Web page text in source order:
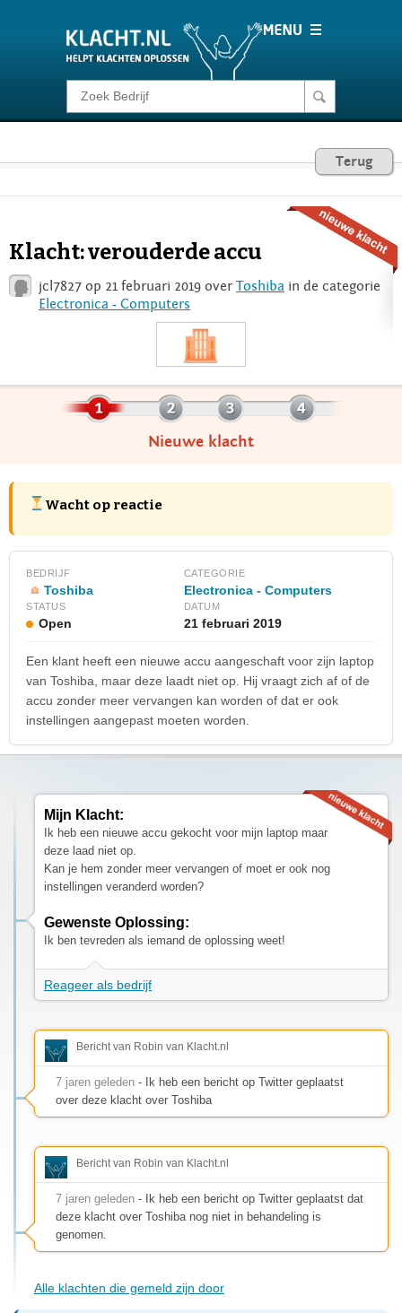
Klacht melden
Consumentenrecht Terug
Klacht: verouderde accu
jcl7827 op 21 februari 2019 overToshiba in de categorie
Electronica - Computers
Nieuwe klacht
Wacht op reactie
BEDRIJF
Toshiba
CATEGORIE
Electronica - Computers
STATUS
Open
DATUM
21 februari 2019
Een klant heeft een nieuwe accu aangeschaft voor zijn laptop
van Toshiba, maar deze laadt niet op. Hij vraagt zich af of de
accu zonder meer vervangen kan worden of dat er ook
instellingen aangepast moeten worden.
Mijn Klacht:
Ik heb een nieuwe accu gekocht voor mijn laptop maar
deze laad niet op.
Kan je hem zonder meer vervangen of moet er ook nog
instellingen veranderd worden?
Gewenste Oplossing:
Ik ben tevreden als iemand de oplossing weet!
Reageer als bedrijf
Bericht van Robin van Klacht.nl
7 jaren geleden - Ik heb een bericht op Twitter geplaatst
over deze klacht over Toshiba
Bericht van Robin van Klacht.nl
7 jaren geleden - Ik heb een bericht op Twitter geplaatst dat
deze klacht over Toshiba nog niet in behandeling is
genomen.
Alle klachten die gemeld zijn door